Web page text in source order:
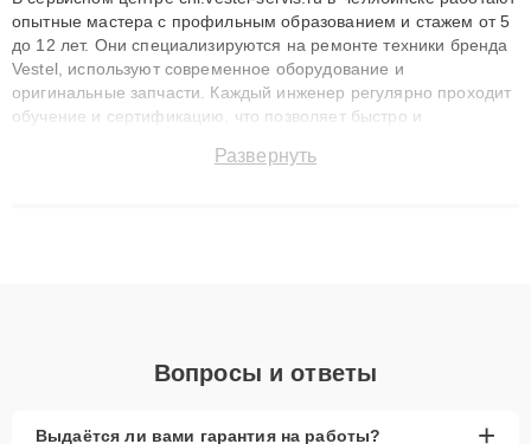
опытные мастера с профильным образованием и стажем от 5
до 12 лет. Они специализируются на ремонте техники бренда
Vestel, используют современное оборудование и
оригинальные запчасти. Каждый инженер регулярно проходит
обучение и сертификацию, что позволяет быстро и
сохранением гарантии до 3 лет. Наши мастера решают
Развернуть
Вопросы и ответы
Выдаётся ли вами гарантия на работы? +